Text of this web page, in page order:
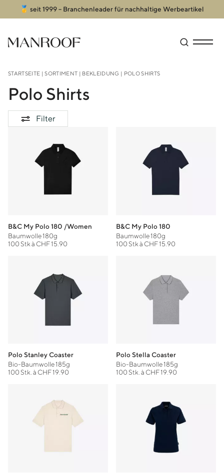
🥇 seit 1999 – Branchenleader für nachhaltige Werbeartikel
Header
Manroof GmbH Suche
STARTSEITE |SORTIMENT | BEKLEIDUNG | POLO SHIRTS
Polo Shirts
Filter
B&C My Polo 180 /Women
Baumwolle 180g
100 Stk à CHF 15.90
B&C My Polo 180
Baumwolle 180g
100 Stk à CHF 15.90
Polo Stanley Coaster
Bio-Baumwolle 185g
100 Stk. à CHF 19.90
Polo Stella Coaster
Bio-Baumwolle 185g
100 Stk. à CHF 19.90